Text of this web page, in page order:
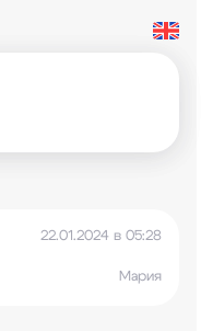
22.01.2024 в 05:28
Мария